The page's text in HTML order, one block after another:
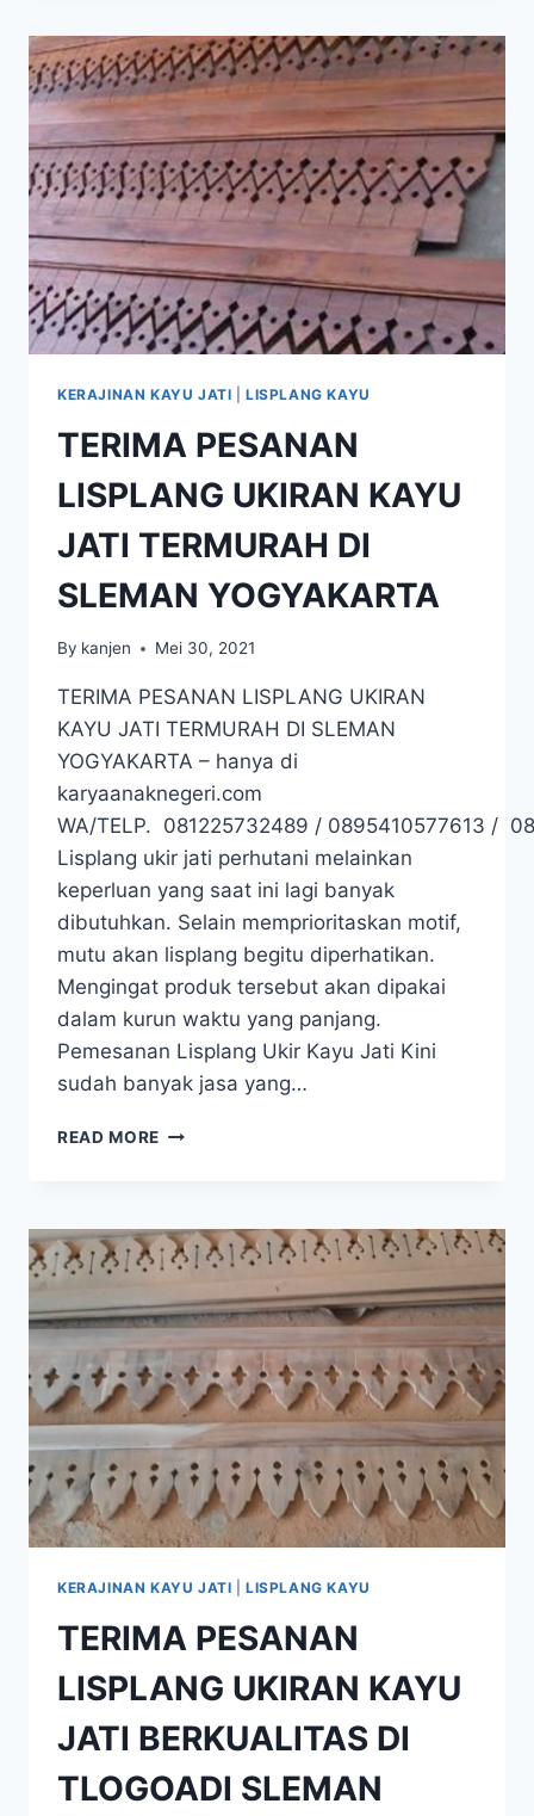
KERAJINAN KAYU JATI |LISPLANG KAYU
TERIMA PESANAN
LISPLANG UKIRAN KAYU
JATI TERMURAH DI
SLEMAN YOGYAKARTA
By kanjen Mei 30, 2021
TERIMA PESANAN LISPLANG UKIRAN
KAYU JATI TERMURAH DI SLEMAN
YOGYAKARTA – hanya di
karyaanaknegeri.com
WA/TELP. 081225732489 / 0895410577613 /
Lisplang ukir jati perhutani melainkan
keperluan yang saat ini lagi banyak
dibutuhkan. Selain memprioritaskan motif,
mutu akan lisplang begitu diperhatikan.
Mengingat produk tersebut akan dipakai
dalam kurun waktu yang panjang.
Pemesanan Lisplang Ukir Kayu Jati Kini
sudah banyak jasa yang…
READ MORE
KERAJINAN KAYU JATI |LISPLANG KAYU
TERIMA PESANAN
LISPLANG UKIRAN KAYU
JATI BERKUALITAS DI
TLOGOADI SLEMAN